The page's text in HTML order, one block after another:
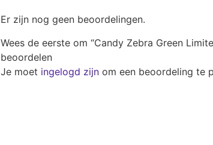
Er zijn nog geen beoordelingen.
Wees de eerste om “Candy Zebra Green
beoordelen
Je moet ingelogd zijn om een beoordeling te